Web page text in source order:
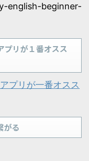
english-beginner-
プリが１番オスス
プリが一番オスス
がる